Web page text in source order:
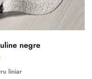
negre
liniar